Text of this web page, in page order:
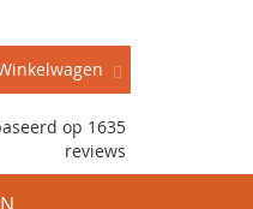
op 1635
reviews